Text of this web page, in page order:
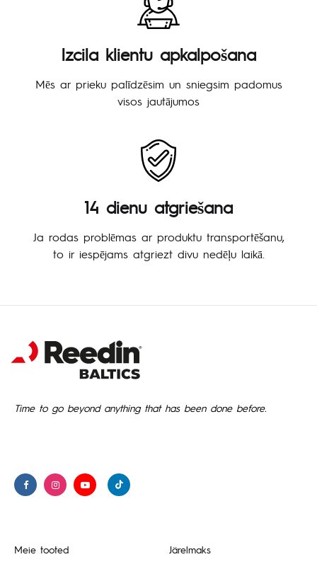
Izcila klientu apkalpošana
Mēs ar prieku palīdzēsim un sniegsim padomus
visos jautājumos
14 dienu atgriešana
Ja rodas problēmas ar produktu transportēšanu,
to ir iespējams atgriezt divu nedēļu laikā.
Time to go beyond anything that has been done before.
Meie tooted Järelmaks